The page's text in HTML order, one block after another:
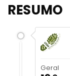
RESUMO
Geral